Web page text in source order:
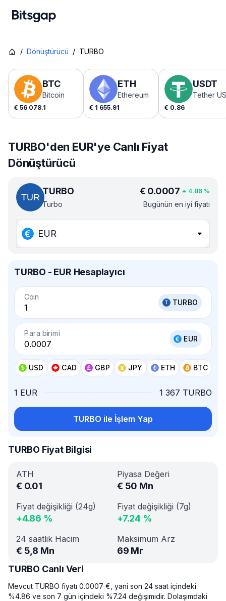
/ Dönüştürücü / TURBO
BTC
Bitcoin
€ 56 078.1
ETH
Ethereum
€ 1 655.91
USDT
Tether
€ 0.86
TURBO'den EUR'ye Canlı Fiyat
Dönüştürücü
TURBO
Turbo
€ 0.0007 4.86 %
Bugünün en iyi fiyatı
EUR
TURBO - EUR Hesaplayıcı
Coin
TURBO
Para birimi
EUR
USD CAD GBP JPY ETH BTC
1 EUR 1 367 TURBO
TURBO ile İşlem Yap
TURBO Fiyat Bilgisi
ATH
€ 0.01
Piyasa Değeri
€ 50 Mn
Fiyat değişikliği (24g)
+4.86 %
Fiyat değişikliği (7g)
+7.24 %
24 saatlik Hacim
€ 5,8 Mn
Maksimum Arz
69 Mr
TURBO Canlı Veri
Mevcut TURBO fiyatı 0.0007 €, yani son 24 saat içindeki
%4.86 ve son 7 gün içindeki %7.24 değişimidir. Dolaşımdaki